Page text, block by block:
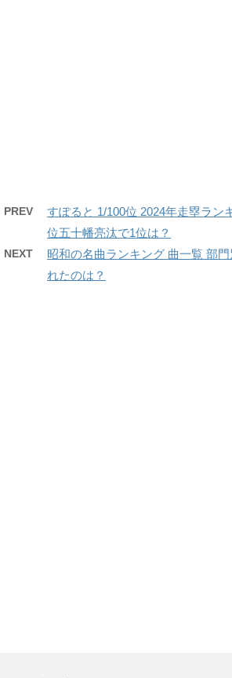
PREV
すぽると 1/100位 2024年走塁ラン
位五十幡亮汰で1位は？
NEXT
昭和の名曲ランキング 曲一覧 部
れたのは？